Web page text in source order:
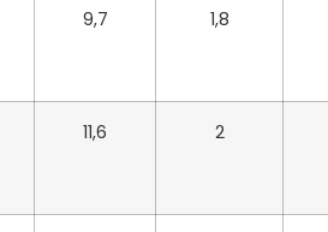
9,7 1,8
11,6 2